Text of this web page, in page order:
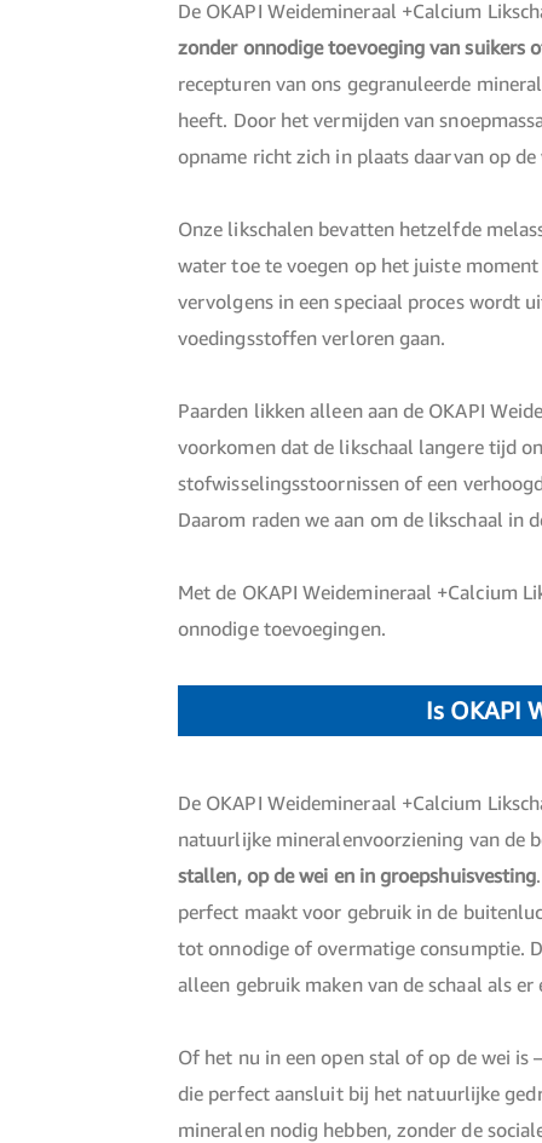
De OKAPI Weidemineraal +Calcium
zonder onnodige toevoeging van suikers
recepturen van ons gegranuleerde
heeft. Door het vermijden van
opname richt zich in plaats daarvan op
Onze likschalen bevatten hetzelfde
water toe te voegen op het juiste
vervolgens in een speciaal proces wordt
voedingsstoffen verloren gaan.
Paarden likken alleen aan de OKAPI
voorkomen dat de likschaal langere tijd
stofwisselingsstoornissen of een
Daarom raden we aan om de likschaal in
Met de OKAPI Weidemineraal +Calcium
onnodige toevoegingen.
Is OKAPI
De OKAPI Weidemineraal +Calcium
natuurlijke mineralenvoorziening van de
stallen, op de wei en in groepshuisvesting
perfect maakt voor gebruik in de
tot onnodige of overmatige consumptie.
alleen gebruik maken van de schaal als
Of het nu in een open stal of op de wei is
die perfect aansluit bij het natuurlijke
mineralen nodig hebben, zonder de